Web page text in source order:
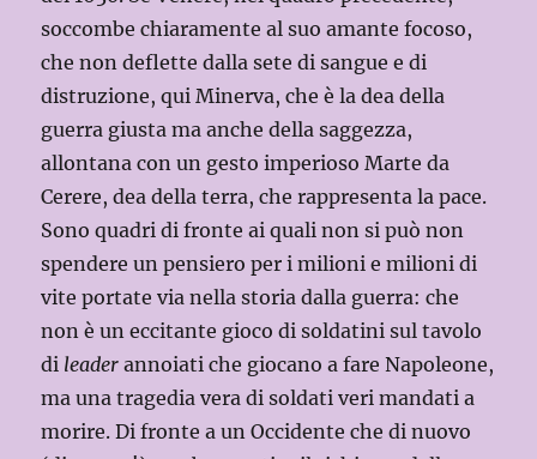
soccombe chiaramente al suo amante focoso,
che non deflette dalla sete di sangue e di
distruzione, qui Minerva, che è la dea della
guerra giusta ma anche della saggezza,
allontana con un gesto imperioso Marte da
Cerere, dea della terra, che rappresenta la pace.
Sono quadri di fronte ai quali non si può non
spendere un pensiero per i milioni e milioni di
vite portate via nella storia dalla guerra: che
non è un eccitante gioco di soldatini sul tavolo
di leaderannoiati che giocano a fare Napoleone,
ma una tragedia vera di soldati veri mandati a
morire. Di fronte a un Occidente che di nuovo